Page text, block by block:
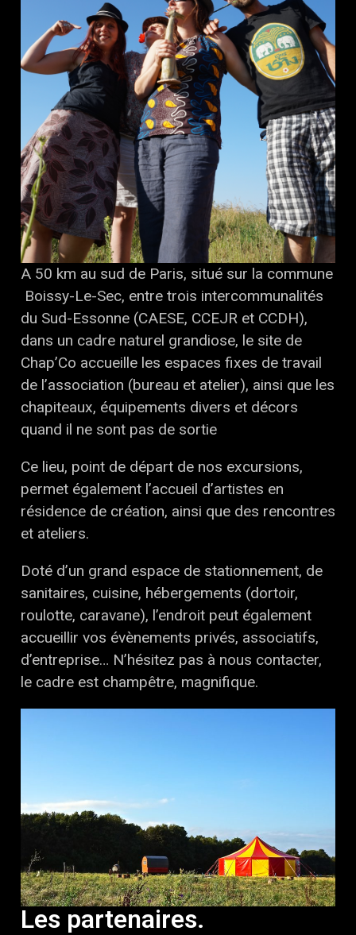
A 50 km au sud de Paris, situé sur la commune
Boissy-Le-Sec, entre trois intercommunalités
du Sud-Essonne (CAESE, CCEJR et CCDH),
dans un cadre naturel grandiose, le site de
Chap’Co accueille les espaces fixes de travail
de l’association (bureau et atelier), ainsi que les
chapiteaux, équipements divers et décors
quand il ne sont pas de sortie
Ce lieu, point de départ de nos excursions,
permet également l’accueil d’artistes en
résidence de création, ainsi que des rencontres
et ateliers.
Doté d’un grand espace de stationnement, de
sanitaires, cuisine, hébergements (dortoir,
roulotte, caravane), l’endroit peut également
accueillir vos évènements privés, associatifs,
d’entreprise… N’hésitez pas à nous contacter,
le cadre est champêtre, magnifique.
Les partenaires.